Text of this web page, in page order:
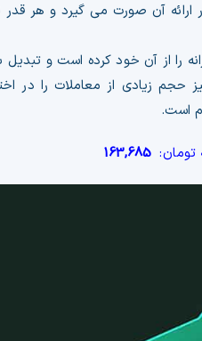
آن صورت می گیرد و هر قدر
را از آن خود کرده است و تبدیل
حجم زیادی از معاملات را در
است.
تومان: 163,685